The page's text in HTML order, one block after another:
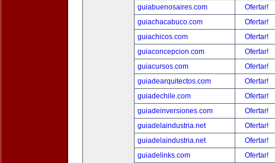
guiabuenosaires.com
Ofertar!
guiachacabuco.com
Ofertar!
guiachicos.com
Ofertar!
guiaconcepcion.com
Ofertar!
guiacursos.com
Ofertar!
guiadearquitectos.com
Ofertar!
guiadechile.com
Ofertar!
guiadeinversiones.com
Ofertar!
guiadelaindustria.net
Ofertar!
guiadelaindustria.net
Ofertar!
guiadelinks.com
Ofertar!